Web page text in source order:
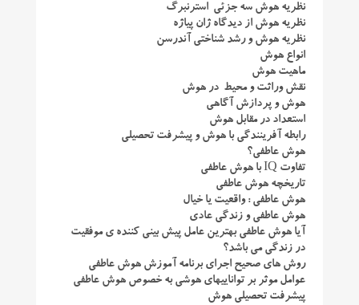
نظریه هوش سه جزئی استرنبرگ
نظریه هوش از دیدگاه ژان پیاژه
نظریه هوش و رشد شناختی آندرسن
انواع هوش
ماهیت هوش
نقش وراثت و محیط در هوش
هوش و پردازش آگاهی
استعداد در مقابل هوش
رابطه آفرینندگی با هوش و پیشرفت تحصیلی
هوش عاطفی؟
تفاوت IQ با هوش عاطفی
تاریخچه هوش عاطفی
هوش عاطفی : واقعیت یا خیال
هوش عاطفی و زندگی عادی
آیا هوش عاطفی بهترین عامل پیش بینی کننده ی موفقیت
در زندگی می باشد؟
روش های صحیح اجرای برنامه آموزش هوش عاطفی
عوامل موثر بر تواناییهای هوشی به خصوص هوش عاطفی
پیشرفت تحصیلی هوش